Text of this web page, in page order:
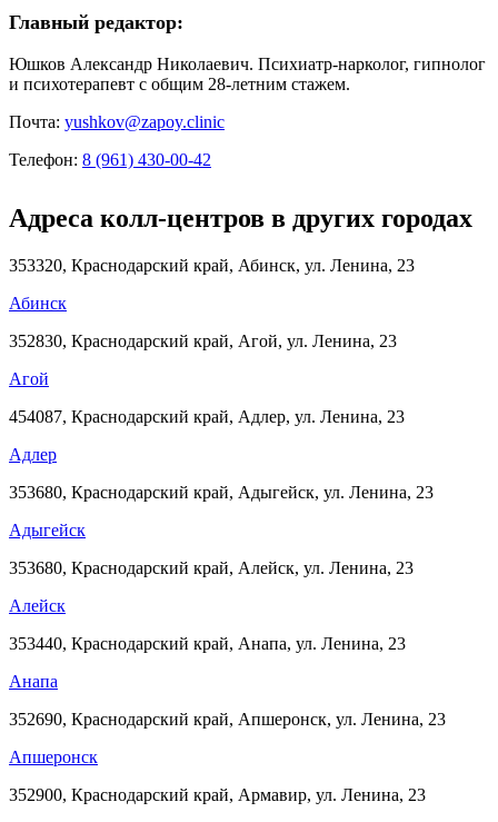
Главный редактор:
Юшков Александр Николаевич. Психиатр-нарколог, гипнолог
и психотерапевт с общим 28-летним стажем.
Почта: yushkov@zapoy.clinic
Телефон: 8 (961) 430-00-42
Адреса колл-центров в других городах
353320, Краснодарский край, Абинск, ул. Ленина, 23
Абинск
352830, Краснодарский край, Агой, ул. Ленина, 23
Агой
454087, Краснодарский край, Адлер, ул. Ленина, 23
Адлер
353680, Краснодарский край, Адыгейск, ул. Ленина, 23
Адыгейск
353680, Краснодарский край, Алейск, ул. Ленина, 23
Алейск
353440, Краснодарский край, Анапа, ул. Ленина, 23
Анапа
352690, Краснодарский край, Апшеронск, ул. Ленина, 23
Апшеронск
352900, Краснодарский край, Армавир, ул. Ленина, 23